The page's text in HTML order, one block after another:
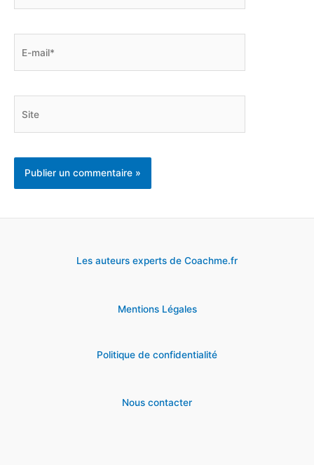
Les auteurs experts de Coachme.fr
Mentions Légales
Politique de confidentialité
Nous contacter